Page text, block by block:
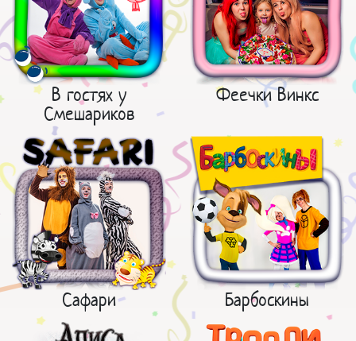
В гостях у
Смешариков
Феечки Винкс
Сафари Барбоскины